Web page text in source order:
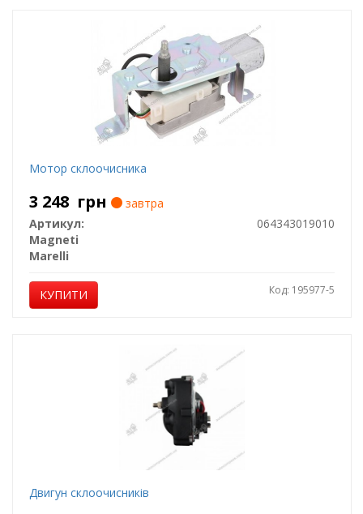
Мотор склоочисника
3 248 грн
завтра
Артикул:
064343019010
Magneti
Marelli
КУПИТИ Код: 195977-5
Двигун склоочисників